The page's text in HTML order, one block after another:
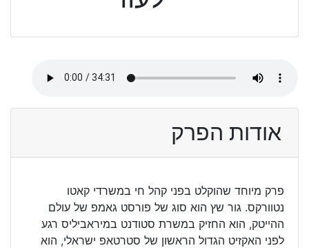
אודות הפרק
פרק מיוחד שהוקלט בפני קהל חי במשרדי קאטו
נטוורקס. גור שץ הוא סוג של פורסט גאמפ של עולם
ההייטק, הוא החזיק במשרת סטודנט במיראביליס רגע
לפני האקזיט הגדול הראשון של סטרטאפ ישראלי, הוא